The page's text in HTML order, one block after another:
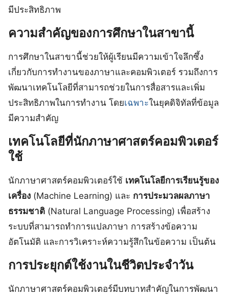
มีประสิทธิภาพ
ความสำคัญของการศึกษาในสาขานี้
การศึกษาในสาขานี้ช่วยให้ผู้เรียนมีความเข้าใจลึกซึ้ง
เกี่ยวกับการทำงานของภาษาและคอมพิวเตอร์ รวมถึงการ
พัฒนาเทคโนโลยีที่สามารถช่วยในการสื่อสารและเพิ่ม
ประสิทธิภาพในการทำงาน โดยเฉพาะในยุคดิจิทัลที่ข้อมูล
มีความสำคัญ
เทคโนโลยีที่นักภาษาศาสตร์คอมพิวเตอร์
ใช้
นักภาษาศาสตร์คอมพิวเตอร์ใช้ เทคโนโลยีการเรียนรู้ของ
เครื่อง (Machine Learning) และ การประมวลผลภาษา
ธรรมชาติ (Natural Language Processing) เพื่อสร้าง
ระบบที่สามารถทำการแปลภาษา การสร้างข้อความ
อัตโนมัติ และการวิเคราะห์ความรู้สึกในข้อความ เป็นต้น
การประยุกต์ใช้งานในชีวิตประจำวัน
นักภาษาศาสตร์คอมพิวเตอร์มีบทบาทสำคัญในการพัฒนา